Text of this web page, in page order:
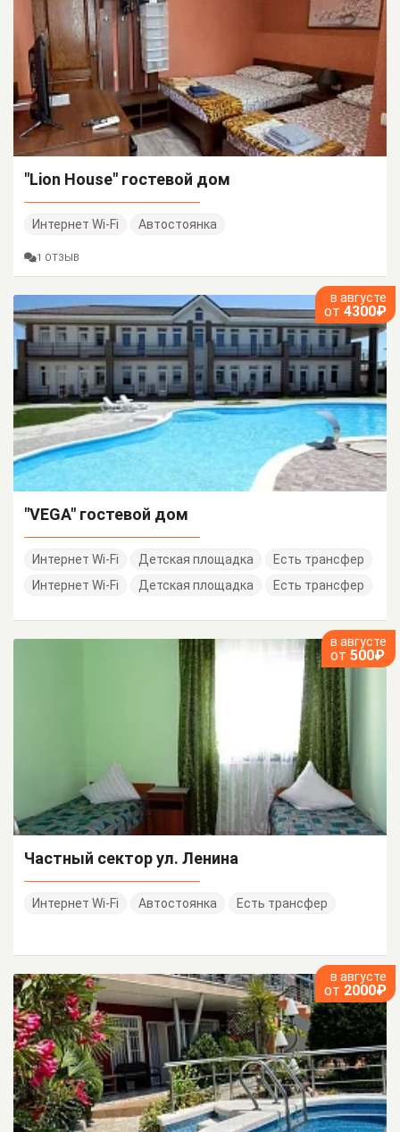
"Lion House" гостевой дом
Интернет Wi-Fi Автостоянка
1 ОТЗЫВ
в августе
от 4300₽
"VEGA" гостевой дом
Интернет Wi-Fi Детская площадка
Есть трансфер
Интернет Wi-Fi
Детская площадка Есть трансфер
в августе
от 500₽
Частный сектор ул. Ленина
Интернет Wi-Fi Автостоянка Есть трансфер
в августе
от 2000₽